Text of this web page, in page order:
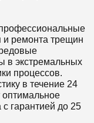
и ремонта трещин
в экстремальных
процессов.
в течение 24
гарантией до 25